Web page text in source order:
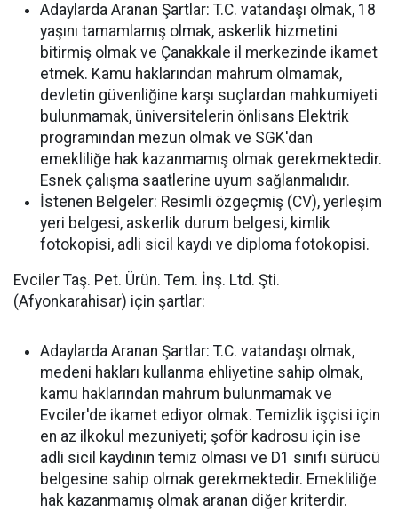
Adaylarda Aranan Şartlar: T.C. vatandaşı olmak, 18
yaşını tamamlamış olmak, askerlik hizmetini
bitirmiş olmak ve Çanakkale il merkezinde ikamet
etmek. Kamu haklarından mahrum olmamak,
devletin güvenliğine karşı suçlardan mahkumiyeti
bulunmamak, üniversitelerin önlisans Elektrik
programından mezun olmak ve SGK'dan
emekliliğe hak kazanmamış olmak gerekmektedir.
Esnek çalışma saatlerine uyum sağlanmalıdır.
İstenen Belgeler: Resimli özgeçmiş (CV), yerleşim
yeri belgesi, askerlik durum belgesi, kimlik
fotokopisi, adli sicil kaydı ve diploma fotokopisi.
Evciler Taş. Pet. Ürün. Tem. İnş. Ltd. Şti.
(Afyonkarahisar) için şartlar:
Adaylarda Aranan Şartlar: T.C. vatandaşı olmak,
medeni hakları kullanma ehliyetine sahip olmak,
kamu haklarından mahrum bulunmamak ve
Evciler'de ikamet ediyor olmak. Temizlik işçisi için
en az ilkokul mezuniyeti; şoför kadrosu için ise
adli sicil kaydının temiz olması ve D1 sınıfı sürücü
belgesine sahip olmak gerekmektedir. Emekliliğe
hak kazanmamış olmak aranan diğer kriterdir.